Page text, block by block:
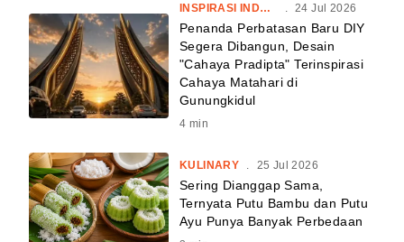
INSPIRASI INDONESIA . 24 Jul 2026
Penanda Perbatasan Baru DIY
Segera Dibangun, Desain
"Cahaya Pradipta" Terinspirasi
Cahaya Matahari di
Gunungkidul
4 min
KULINARY . 25 Jul 2026
Sering Dianggap Sama,
Ternyata Putu Bambu dan Putu
Ayu Punya Banyak Perbedaan